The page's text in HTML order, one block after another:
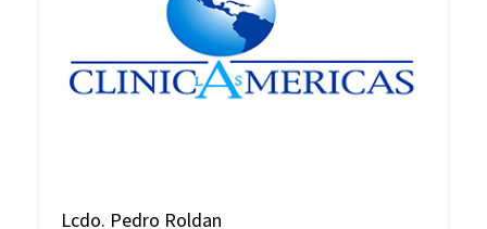
Lcdo. Pedro Roldan